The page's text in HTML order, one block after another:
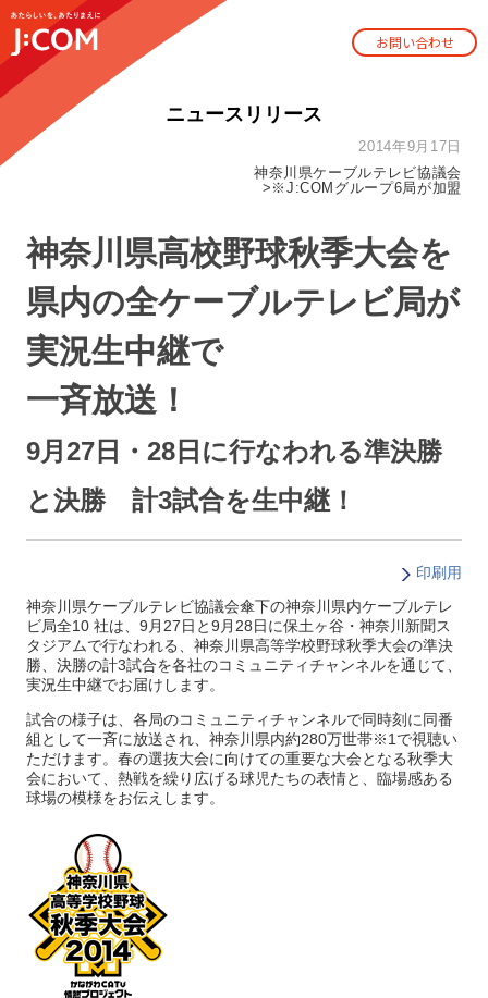
お問い合わせ
ニュースリリース
2014年9月17日
神奈川県ケーブルテレビ協議会
>※J:COMグループ6局が加盟
神奈川県高校野球秋季大会を
県内の全ケーブルテレビ局が
実況生中継で
一斉放送！
9月27日・28日に行なわれる準決勝
と決勝 計3試合を生中継！
印刷用
神奈川県ケーブルテレビ協議会傘下の神奈川県内ケーブルテレ
ビ局全10 社は、9月27日と9月28日に保土ヶ谷・神奈川新聞ス
タジアムで行なわれる、神奈川県高等学校野球秋季大会の準決
勝、決勝の計3試合を各社のコミュニティチャンネルを通じて、
実況生中継でお届けします。
試合の様子は、各局のコミュニティチャンネルで同時刻に同番
組として一斉に放送され、神奈川県内約280万世帯※1で視聴い
ただけます。春の選抜大会に向けての重要な大会となる秋季大
会において、熱戦を繰り広げる球児たちの表情と、臨場感ある
球場の模様をお伝えします。